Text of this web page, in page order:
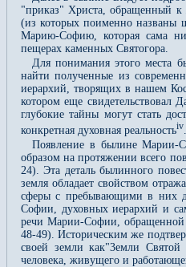
"приказ" Христа, обращенный к
(из которых поименно названы
Марию-Софию, которая сама
пещерах каменных Святогора.
Для понимания этого места
найти полученные из
иерархий, творящих в нашем
котором еще свидетельствовал
глубокие тайны могут стать
конкретная духовная реальностьiv
Появление в былине Марии-
образом на протяжении всего
24). Эта деталь былинного
земля обладает свойством
сферы с пребывающими в них
Софии, духовных иерархий и
речи Марии-Софии, обращенной
48-49). Историческим же
своей земли как"3емли
человека, живущего и